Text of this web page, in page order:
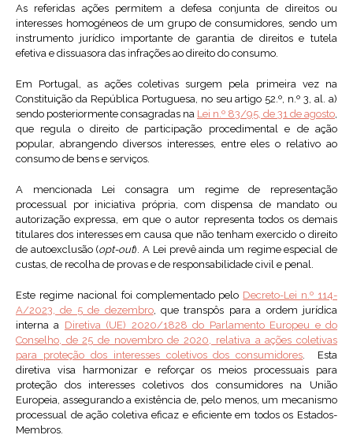
As referidas ações permitem a defesa conjunta de direitos ou
interesses homogéneos de um grupo de consumidores, sendo um
instrumento jurídico importante de garantia de direitos e tutela
efetiva e dissuasora das infrações ao direito do consumo.
Em Portugal, as ações coletivas surgem pela primeira vez na
Constituição da República Portuguesa, no seu artigo 52.º, n.º 3, al. a)
sendo posteriormente consagradas na Lei n.º 83/95, de 31 de agosto,
que regula o direito de participação procedimental e de ação
popular, abrangendo diversos interesses, entre eles o relativo ao
consumo de bens e serviços.
A mencionada Lei consagra um regime de representação
processual por iniciativa própria, com dispensa de mandato ou
autorização expressa, em que o autor representa todos os demais
titulares dos interesses em causa que não tenham exercido o direito
de autoexclusão (opt-out). A Lei prevê ainda um regime especial de
custas, de recolha de provas e de responsabilidade civil e penal.
Este regime nacional foi complementado pelo Decreto-Lei n.º 114-
A/2023, de 5 de dezembro, que transpôs para a ordem jurídica
interna a Diretiva (UE) 2020/1828 do Parlamento Europeu e do
Conselho, de 25 de novembro de 2020, relativa a ações coletivas
para proteção dos interesses coletivos dos consumidores. Esta
diretiva visa harmonizar e reforçar os meios processuais para
proteção dos interesses coletivos dos consumidores na União
Europeia, assegurando a existência de, pelo menos, um mecanismo
processual de ação coletiva eficaz e eficiente em todos os Estados-
Membros.